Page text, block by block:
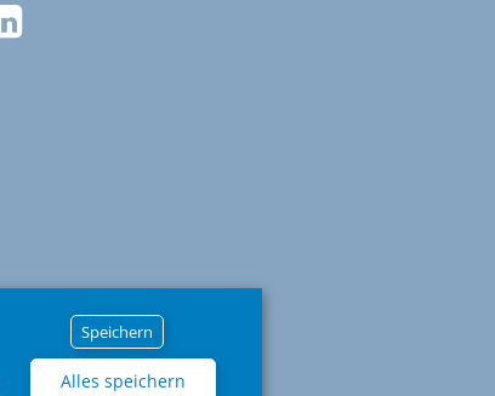
Speichern
Alles speichern